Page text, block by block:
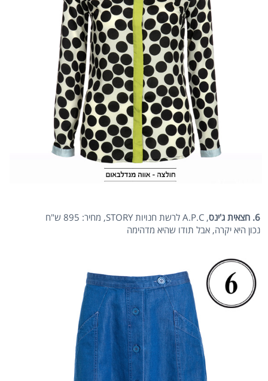
6. חצאית ג'ינס
, A.P.C לרשת חנויות STORY, מחיר: 895 ש"ח
נכון היא יקרה, אבל תודו שהיא מדהימה